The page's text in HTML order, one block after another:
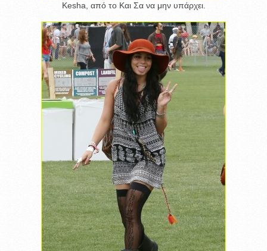
Kesha, από το Και Σα να μην υπάρχει.